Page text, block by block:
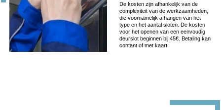
De kosten zijn afhankelijk van de
complexiteit van de werkzaamheden,
die voornamelijk afhangen van het
type en het aantal sloten. De kosten
voor het openen van een eenvoudig
deurslot beginnen bij 45€. Betaling kan
contant of met kaart.